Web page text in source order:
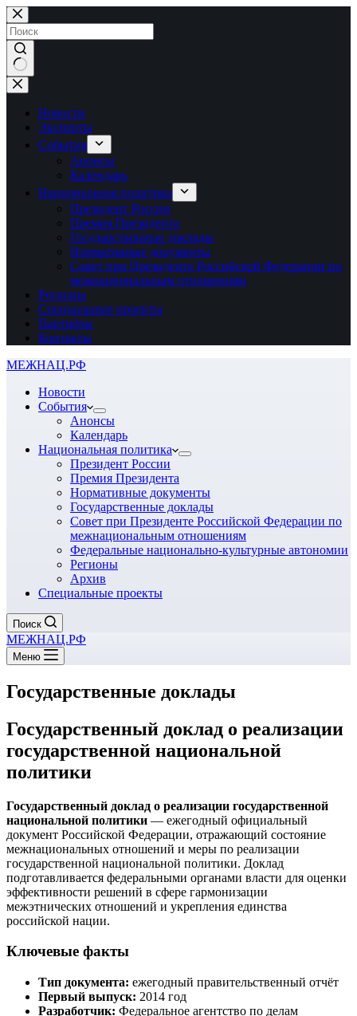
Перейти
к
сути
Ничего
не
найденоНовости
Эксперты
События
Анонсы
Календарь
Национальная политика
Президент России
Премия Президента
Государственные доклады
Нормативные документы
Совет при Президенте Российской Федерации по
межнациональным отношениям
Регионы
Специальные проекты
Партнёры
Контакты
МЕЖНАЦ.РФ
Новости
События
Анонсы
Календарь
Национальная политика
Президент России
Премия Президента
Нормативные документы
Государственные доклады
Совет при Президенте Российской Федерации по
межнациональным отношениям
Федеральные национально-культурные автономии
Регионы
Архив
Специальные проекты
Поиск
МЕЖНАЦ.РФ
Меню
Государственные доклады
Государственный доклад о реализации
государственной национальной
политики
Государственный доклад о реализации государственной
национальной политики — ежегодный официальный
документ Российской Федерации, отражающий состояние
межнациональных отношений и меры по реализации
государственной национальной политики. Доклад
подготавливается федеральными органами власти для оценки
эффективности решений в сфере гармонизации
межэтнических отношений и укрепления единства
российской нации.
Ключевые факты
Тип документа: ежегодный правительственный отчёт
Первый выпуск: 2014 год
Разработчик: Федеральное агентство по делам